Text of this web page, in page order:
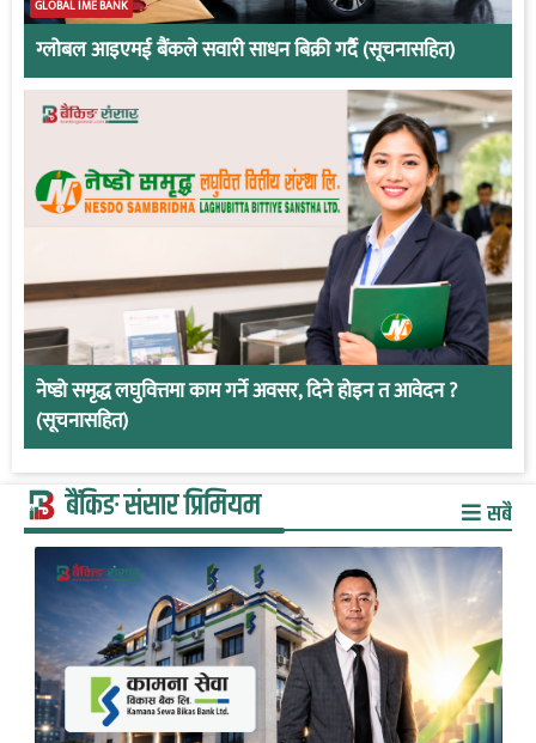
GLOBAL IME BANK
ग्लोबल आइएमई बैंकले सवारी साधन बिक्री गर्दै (सूचनासहित)
नेष्डो समृद्ध लघुवित्तमा काम गर्ने अवसर, दिने होइन त आवेदन ?
(सूचनासहित)
बैंकिङ संसार प्रिमियम सबै